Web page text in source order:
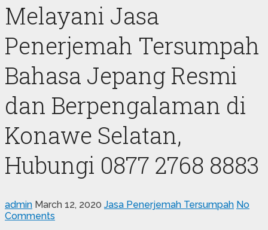
Melayani Jasa
Penerjemah Tersumpah
Bahasa Jepang Resmi
dan Berpengalaman di
Konawe Selatan,
Hubungi 0877 2768 8883
admin March 12, 2020 Jasa Penerjemah Tersumpah No
Comments